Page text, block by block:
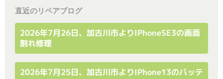
直近のリペアブログ
2026年7月26日、加古川市よりiPhoneSE3の画面
割れ修理
2026年7月25日、加古川市よりiPhone13のバッテ